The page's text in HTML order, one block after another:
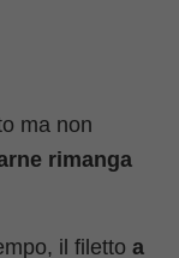
ma non
rimanga
il filetto a